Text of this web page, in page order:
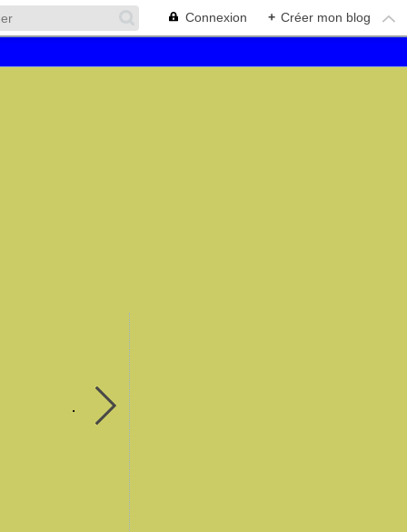
Connexion + Créer mon blog